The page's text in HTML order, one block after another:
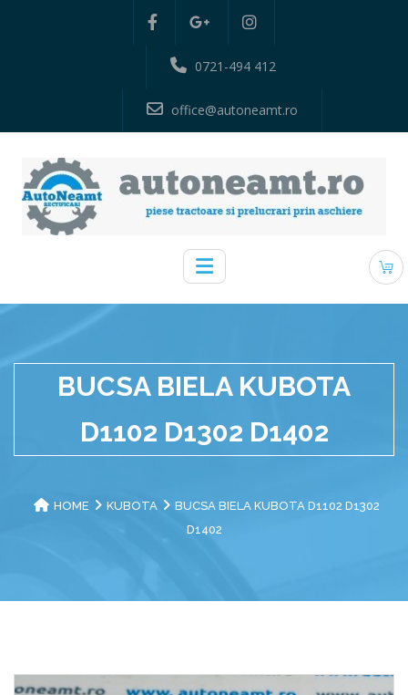
0721-494 412
office@autoneamt.ro
BUCSA BIELA KUBOTA
D1102 D1302 D1402
HOME KUBOTA
BUCSA BIELA KUBOTA D1102 D1302
D1402